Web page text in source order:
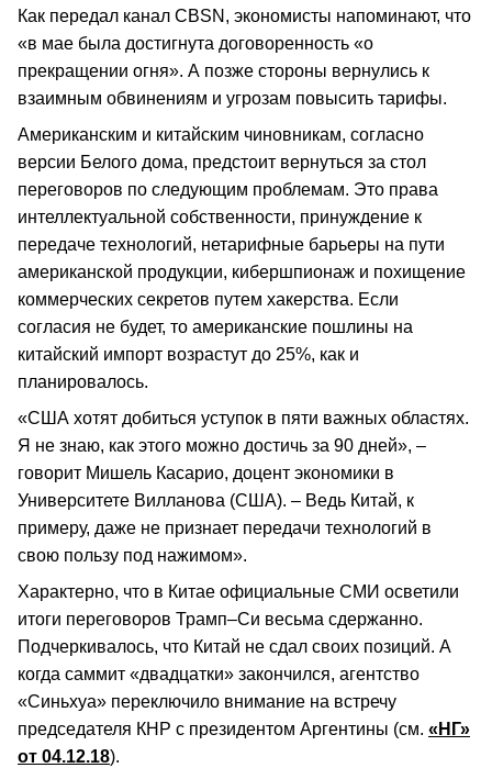
Как передал канал CBSN, экономисты напоминают, что
«в мае была достигнута договоренность «о
прекращении огня». А позже стороны вернулись к
взаимным обвинениям и угрозам повысить тарифы.
Американским и китайским чиновникам, согласно
версии Белого дома, предстоит вернуться за стол
переговоров по следующим проблемам. Это права
интеллектуальной собственности, принуждение к
передаче технологий, нетарифные барьеры на пути
американской продукции, кибершпионаж и похищение
коммерческих секретов путем хакерства. Если
согласия не будет, то американские пошлины на
китайский импорт возрастут до 25%, как и
планировалось.
«США хотят добиться уступок в пяти важных областях.
Я не знаю, как этого можно достичь за 90 дней», –
говорит Мишель Касарио, доцент экономики в
Университете Вилланова (США). – Ведь Китай, к
примеру, даже не признает передачи технологий в
свою пользу под нажимом».
Характерно, что в Китае официальные СМИ осветили
итоги переговоров Трамп–Си весьма сдержанно.
Подчеркивалось, что Китай не сдал своих позиций. А
когда саммит «двадцатки» закончился, агентство
«Синьхуа» переключило внимание на встречу
председателя КНР с президентом Аргентины (см. «НГ»
от 04.12.18).